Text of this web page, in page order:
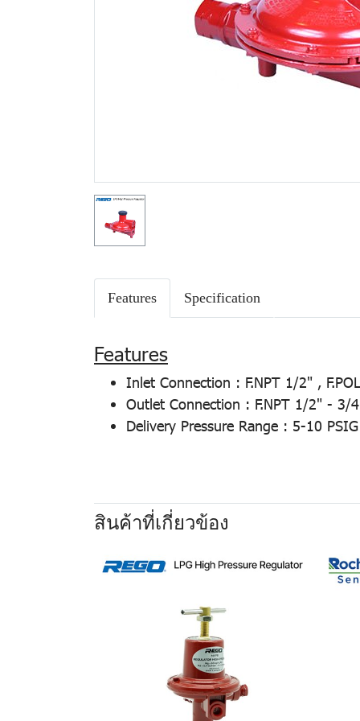
Features Specification
Features
Inlet Connection : F.NPT 1/2" ,
Outlet Connection : F.NPT 1/2" - 3/
Delivery Pressure Range : 5-10 PSIG
สินค้าที่เกี่ยวข้อง